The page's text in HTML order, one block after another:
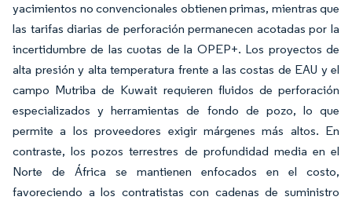
yacimientos no convencionales obtienen primas, mientras que
las tarifas diarias de perforación permanecen acotadas por la
incertidumbre de las cuotas de la OPEP+. Los proyectos de
alta presión y alta temperatura frente a las costas de EAU y el
campo Mutriba de Kuwait requieren fluidos de perforación
especializados y herramientas de fondo de pozo, lo que
permite a los proveedores exigir márgenes más altos. En
contraste, los pozos terrestres de profundidad media en el
Norte de África se mantienen enfocados en el costo,
favoreciendo a los contratistas con cadenas de suministro